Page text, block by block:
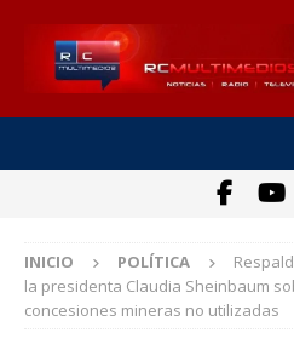
INICIO POLÍTICA
la presidenta Claudia Sheinbaum
concesiones mineras no utilizadas